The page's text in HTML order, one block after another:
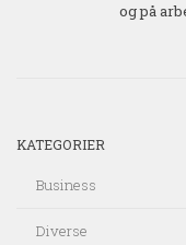
og på
KATEGORIER
Business
Diverse